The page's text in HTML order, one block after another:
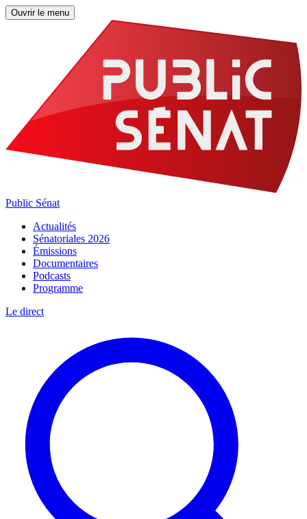
Ouvrir le menu
Public Sénat
Actualités
Sénatoriales 2026
Émissions
Documentaires
Podcasts
Programme
Le direct